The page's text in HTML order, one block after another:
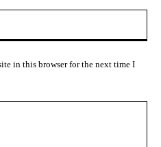
in this browser for the next time I